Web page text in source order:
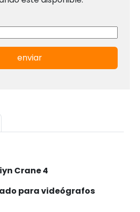
enviar
Crane 4
para videógrafos